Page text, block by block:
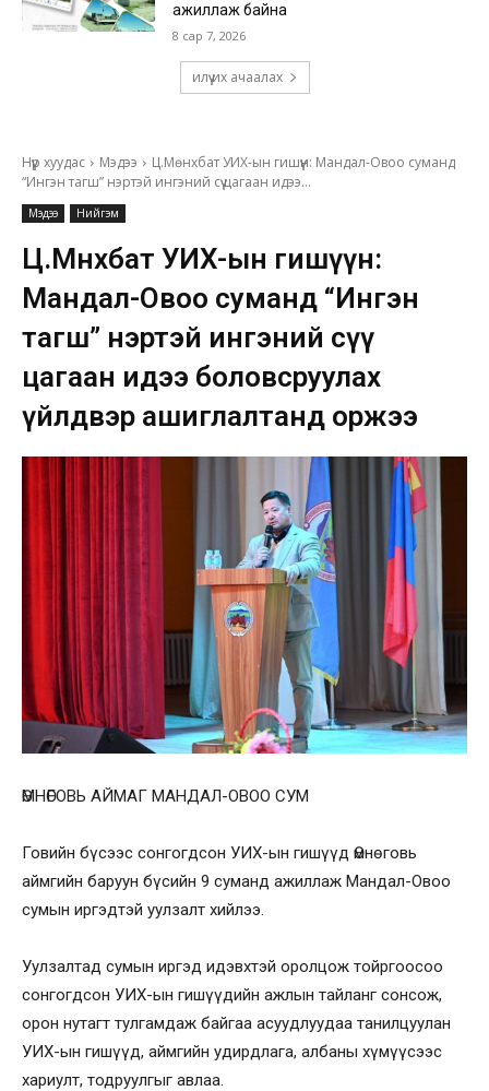
ажиллаж байна
8 сар 7, 2026
илүү их ачаалах